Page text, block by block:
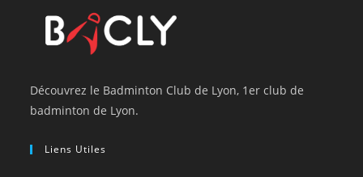
Découvrez le Badminton Club de Lyon, 1er club de
badminton de Lyon.
Liens Utiles